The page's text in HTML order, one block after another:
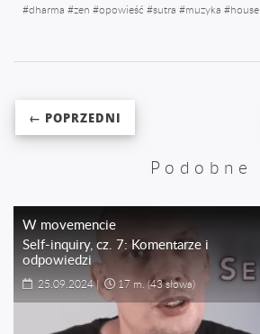
#dharma #zen #opowieść #sutra #muzyka #house
← POPRZEDNI
Podobne
W movemencie
Self-inquiry, cz. 7: Komentarze i
odpowiedzi
25.09.2024| 17 m.(43 słowa)